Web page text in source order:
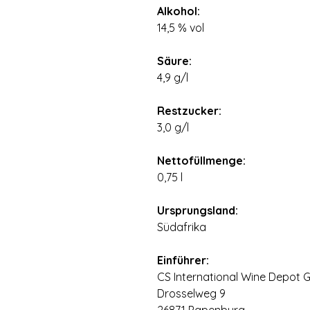
Alkohol:
14,5 % vol
Säure:
4,9 g/l
Restzucker:
3,0 g/l
Nettofüllmenge:
0,75 l
Ursprungsland:
Südafrika
Einführer:
CS International Wine Depot
Drosselweg 9